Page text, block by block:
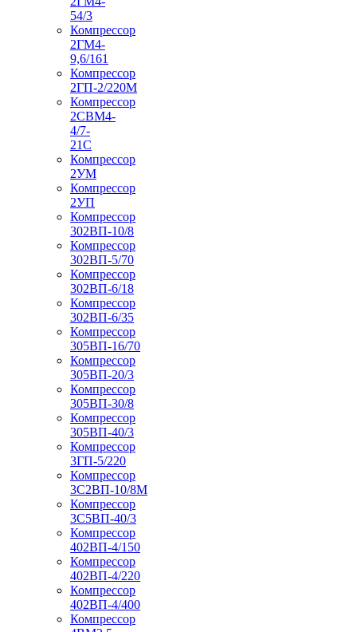
54/3
Компрессор
2ГМ4-
9,6/161
Компрессор
2ГП-2/220М
Компрессор
2СВМ4-
4/7-
21С
Компрессор
2УМ
Компрессор
2УП
Компрессор
302ВП-10/8
Компрессор
302ВП-5/70
Компрессор
302ВП-6/18
Компрессор
302ВП-6/35
Компрессор
305ВП-16/70
Компрессор
305ВП-20/3
Компрессор
305ВП-30/8
Компрессор
305ВП-40/3
Компрессор
3ГП-5/220
Компрессор
3С2ВП-10/8М
Компрессор
3С5ВП-40/3
Компрессор
402ВП-4/150
Компрессор
402ВП-4/220
Компрессор
402ВП-4/400
Компрессор